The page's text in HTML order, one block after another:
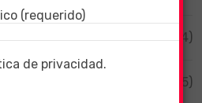
(204)
(55)
(requerido)
de privacidad.